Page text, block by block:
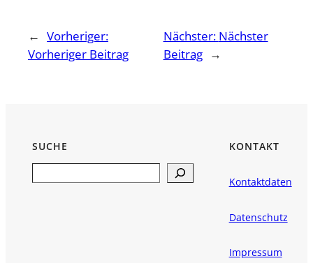
← Vorheriger:
Vorheriger Beitrag
Nächster: Nächster
Beitrag →
SUCHE KONTAKT
Kontaktdaten
Datenschutz
Impressum